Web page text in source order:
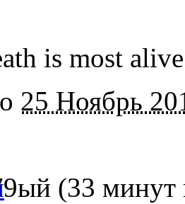
is most
25 Ноябрь
(33 минут